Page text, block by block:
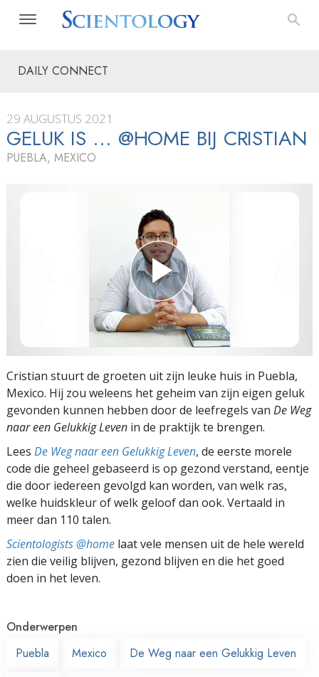
DAILY CONNECT
29 AUGUSTUS 2021
GELUK IS ... @HOME BIJ CRISTIAN
PUEBLA, MEXICO
Cristian stuurt de groeten uit zijn leuke huis in Puebla,
Mexico. Hij zou weleens het geheim van zijn eigen geluk
gevonden kunnen hebben door de leefregels van De Weg
naar een Gelukkig Leven in de praktijk te brengen.
Lees De Weg naar een Gelukkig Leven, de eerste morele
code die geheel gebaseerd is op gezond verstand, eentje
die door iedereen gevolgd kan worden, van welk ras,
welke huidskleur of welk geloof dan ook. Vertaald in
meer dan 110 talen.
Scientologists @home laat vele mensen uit de hele wereld
zien die veilig blijven, gezond blijven en die het goed
doen in het leven.
Onderwerpen
Puebla
Mexico De Weg naar een Gelukkig Leven